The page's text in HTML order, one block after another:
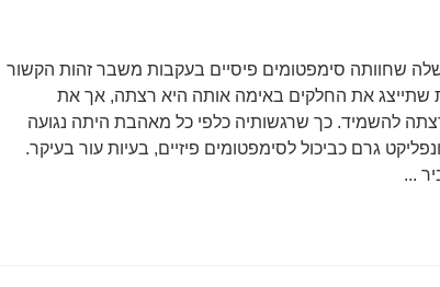
שחוותה סימפטומים פיסיים בעקבות משבר זהות הקשור
את החלקים באימה אותה היא רצתה, אך את
להשמיד. כך שרגשותיה כלפי כל מאהבת היתה נגועה
גרם כביכול לסימפטומים פיזיים, בעיות עור בעיקר.
...